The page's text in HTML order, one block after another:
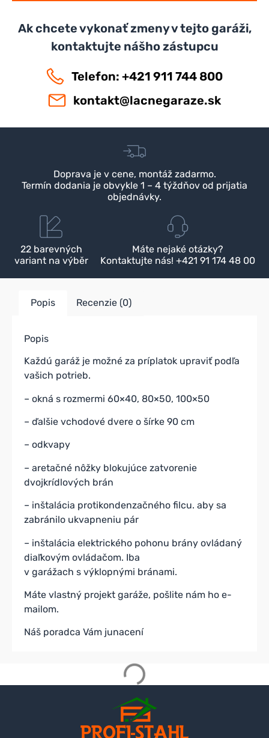
Ak chcete vykonať zmeny v tejto garáži,
kontaktujte nášho zástupcu
Telefon: +421 911 744 800
kontakt@lacnegaraze.sk
Doprava je v cene, montáž zadarmo.
Termín dodania je obvykle 1 – 4 týždňov od prijatia
objednávky.
22 barevných
variant na výběr
Máte nejaké otázky?
Kontaktujte nás! +421 91 174 48 00
Popis Recenzie (0)
Popis
Každú garáž je možné za príplatok upraviť podľa
vašich potrieb.
– okná s rozmermi 60×40, 80×50, 100×50
– ďalšie vchodové dvere o šírke 90 cm
– odkvapy
– aretačné nôžky blokujúce zatvorenie
dvojkrídlových brán
– inštalácia protikondenzačného filcu. aby sa
zabránilo ukvapneniu pár
– inštalácia elektrického pohonu brány ovládaný
diaľkovým ovládačom. Iba
v garážach s výklopnými bránami.
Máte vlastný projekt garáže, pošlite nám ho e-
mailom.
Náš poradca Vám junacení